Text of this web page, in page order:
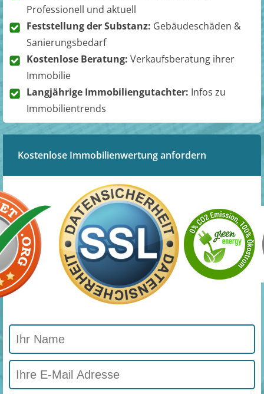
Professionell und aktuell
Feststellung der Substanz: Gebäudeschäden &
Sanierungsbedarf
Kostenlose Beratung: Verkaufsberatung ihrer
Immobilie
Langjährige Immobiliengutachter: Infos zu
Immobilientrends
Kostenlose Immobilienwertung anfordern